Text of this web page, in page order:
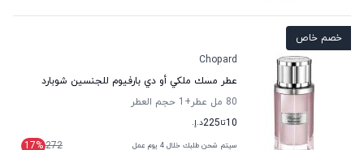
خصم خاص
Chopard
عطر مسك ملكي أو دي بارفيوم للجنسين شوبارد
80 مل عطر
+1
حجم العطر
10تا225د.إ.
سيتم شحن طلبك خلال 4 يوم عمل 272
17%